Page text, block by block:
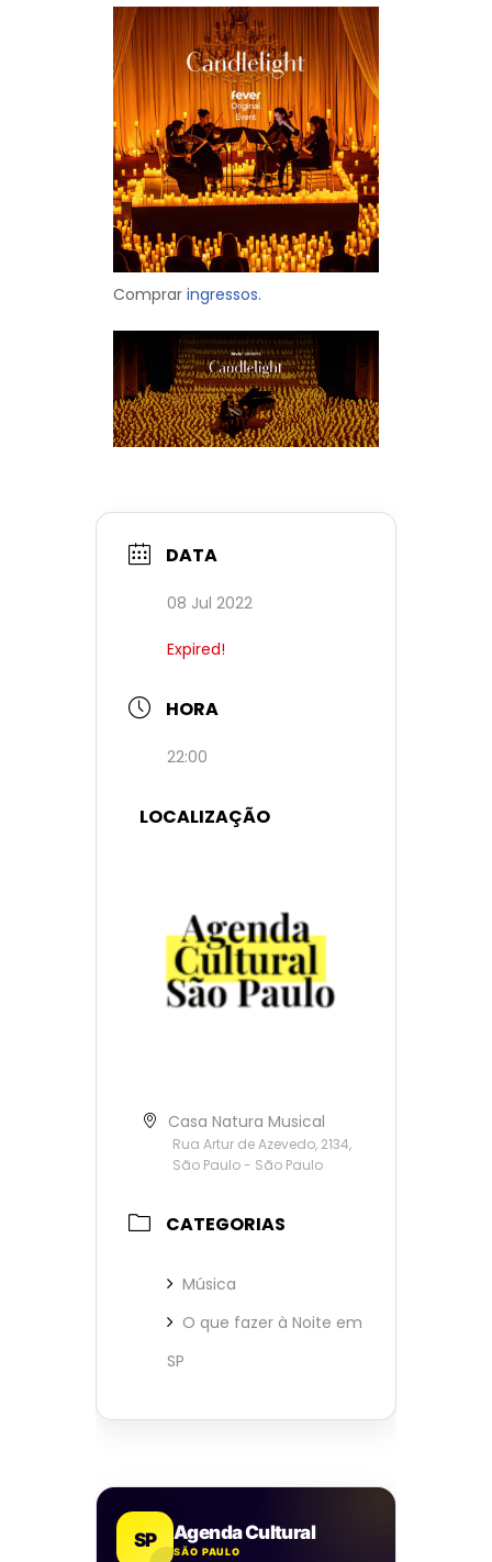
Comprar ingressos.
DATA
08 Jul 2022
Expired!
HORA
22:00
LOCALIZAÇÃO
Casa Natura Musical
Rua Artur de Azevedo, 2134,
São Paulo - São Paulo
CATEGORIAS
Música
O que fazer à Noite em
SP
SP Agenda Cultural
SÃO PAULO